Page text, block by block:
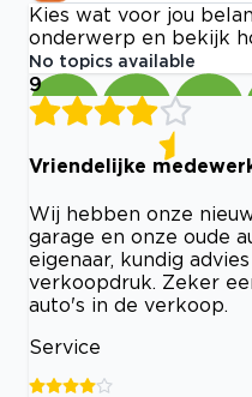
Kies wat voor jou
onderwerp en bekijk
No topics available
9
Vriendelijke
Wij hebben onze
garage en onze oude
eigenaar, kundig
verkoopdruk. Zeker
auto's in de verkoop.
Service